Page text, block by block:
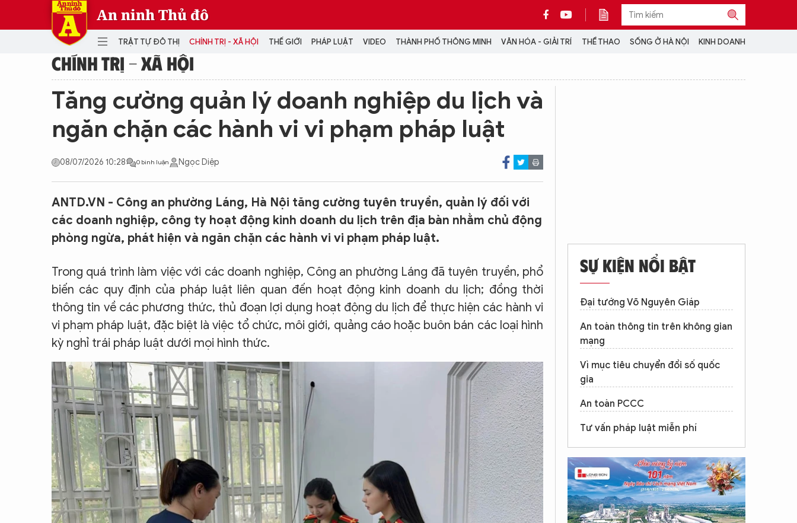
An ninh Thủ đô
TRẬT TỰ ĐÔ THỊ CHÍNH TRỊ - XÃ HỘI THẾ GIỚI PHÁP LUẬT VIDEO THÀNH PHỐ THÔNG MINH VĂN HÓA - GIẢI TRÍ THỂ THAO SỐNG Ở HÀ NỘI KINH DOANH
TRẬT TỰ ĐÔ THỊ CHÍNH TRỊ - XÃ HỘI
Đại hội Đảng
THẾ GIỚI PHÁP LUẬT
THÀNH PHỐ THÔNG MINH
THỂ THAO
SỐNG Ở HÀ NỘI
KINH DOANH
MULTIMEDIA
Podcast
Video
CON ĐƯỜNG KHỞI NGHIỆP
PODCAST
ẢNH
LỊCH VẠN SỰ
CHÍNH TRỊ - XÃ HỘI
Tăng cường quản lý doanh nghiệp du lịch và
ngăn chặn các hành vi vi phạm pháp luật
08/07/2026 10:28 0 bình luận Ngọc Diệp
ANTD.VN - Công an phường Láng, Hà Nội tăng cường tuyên truyền, quản lý đối với
các doanh nghiệp, công ty hoạt động kinh doanh du lịch trên địa bàn nhằm chủ động
phòng ngừa, phát hiện và ngăn chặn các hành vi vi phạm pháp luật.
Trong quá trình làm việc với các doanh nghiệp, Công an phường Láng đã tuyên truyền, phổ
biến các quy định của pháp luật liên quan đến hoạt động kinh doanh du lịch; đồng thời
thông tin về các phương thức, thủ đoạn lợi dụng hoạt động du lịch để thực hiện các hành vi
vi phạm pháp luật, đặc biệt là việc tổ chức, môi giới, quảng cáo hoặc buôn bán các loại hình
kỳ nghỉ trái pháp luật dưới mọi hình thức.
SỰ KIỆN NỔI BẬT
Đại tướng Võ Nguyên Giáp
An toàn thông tin trên không gian
mạng
Vì mục tiêu chuyển đổi số quốc
gia
An toàn PCCC
Tư vấn pháp luật miễn phí